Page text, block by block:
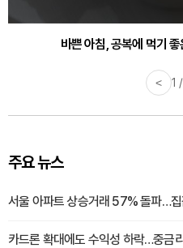
바쁜 아침, 공복에 먹기
< 1
주요 뉴스
서울 아파트 상승거래 57% 돌파…
카드론 확대에도 수익성 하락…중금